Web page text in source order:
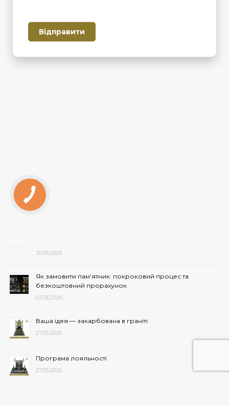
30.06.2026
Як замовити пам’ятник: покроковий процес та
безкоштовний прорахунок
03.06.2026
Ваша ідея — закарбована в граніті
27.05.2026
Програма лояльності
27.05.2026